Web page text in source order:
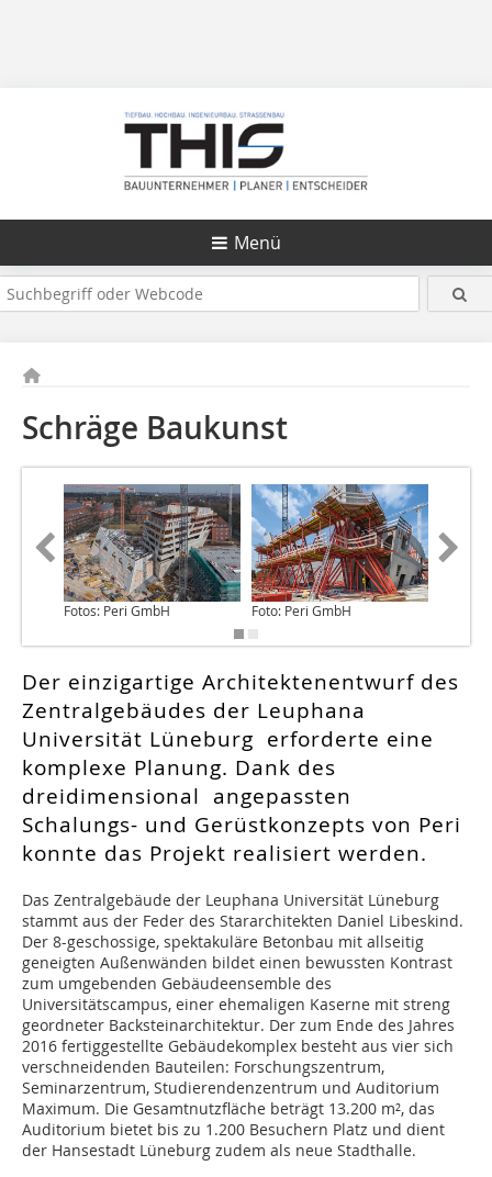
Menü
Schräge Baukunst
Fotos: Peri GmbH Foto: Peri GmbH
Der einzigartige Architektenentwurf des
Zentralgebäudes der Leuphana
Universität Lüneburg erforderte eine
komplexe Planung. Dank des
dreidimensional angepassten
Schalungs- und Gerüstkonzepts von Peri
konnte das Projekt realisiert werden.
Das Zentralgebäude der Leuphana Universität Lüneburg
stammt aus der Feder des Stararchitekten Daniel Libeskind.
Der 8-geschossige, spektakuläre Betonbau mit allseitig
geneigten Außenwänden bildet einen bewussten Kontrast
zum umgebenden Gebäudeensemble des
Universitätscampus, einer ehemaligen Kaserne mit streng
geordneter Backsteinarchitektur. Der zum Ende des Jahres
2016 fertiggestellte Gebäudekomplex besteht aus vier sich
verschneidenden Bauteilen: Forschungszentrum,
Seminarzentrum, Studierendenzentrum und Auditorium
Maximum. Die Gesamtnutzfläche beträgt 13.200 m², das
Auditorium bietet bis zu 1.200 Besuchern Platz und dient
der Hansestadt Lüneburg zudem als neue Stadthalle.